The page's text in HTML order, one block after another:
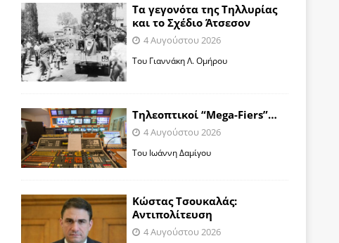
Τα γεγονότα της Τηλλυρίας
και το Σχέδιο Άτσεσον
4 Αυγούστου 2026
Toυ Γιαννάκη Λ. Ομήρου
Tηλεοπτικοί “Mega-Fiers”…
4 Αυγούστου 2026
Toυ Ιωάννη Δαμίγου
Κώστας Τσουκαλάς:
Αντιπολίτευση
4 Αυγούστου 2026